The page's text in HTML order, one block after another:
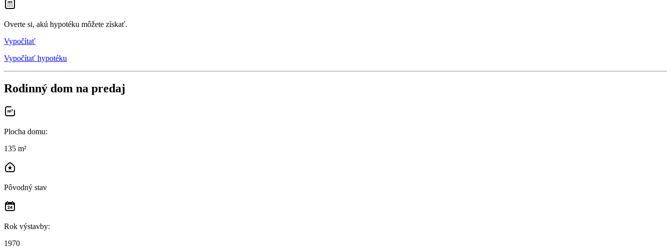
Overte si, akú hypotéku môžete získať.
Vypočítať
Vypočítať hypotéku
Rodinný dom na predaj
Plocha domu:
135 m²
Pôvodný stav
Rok výstavby:
1970